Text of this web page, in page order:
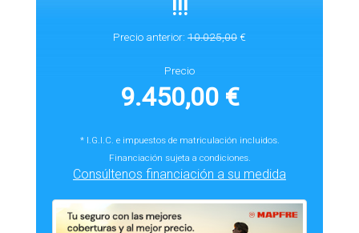
!!!
Precio anterior: 10.025,00€
Precio
9.450,00 €
* I.G.I.C. e impuestos de matriculación incluidos.
Financiación sujeta a condiciones.
Consúltenos financiación a su medida